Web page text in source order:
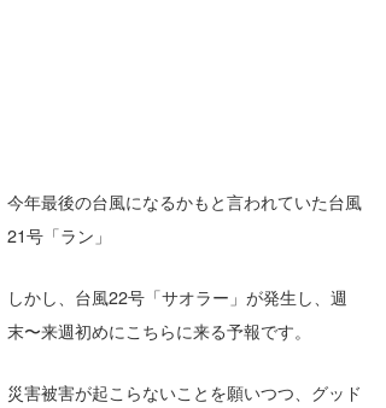
今年最後の台風になるかもと言われていた台風
21号「ラン」
しかし、台風22号「サオラー」が発生し、週
末〜来週初めにこちらに来る予報です。
災害被害が起こらないことを願いつつ、グッド